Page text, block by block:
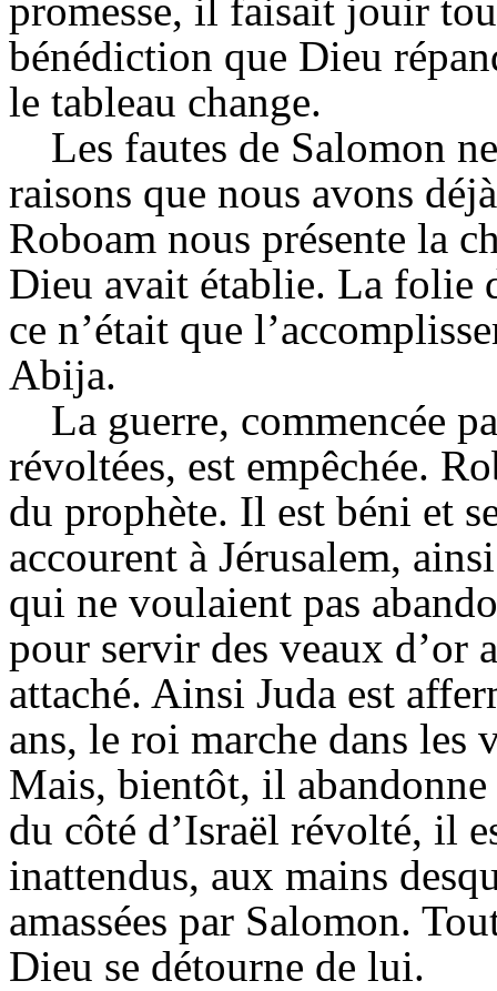
promesse, il faisait jouir
bénédiction que Dieu
le tableau change.
Les fautes de Salomon
raisons que nous avons
Roboam nous présente la
Dieu avait établie. La folie
ce n’était que
Abija.
La guerre, commencée
révoltées, est empêchée.
du prophète. Il est béni et
accourent à Jérusalem,
qui ne voulaient pas
pour servir des veaux d’or
attaché. Ainsi Juda est
ans, le roi marche dans les
Mais, bientôt, il
du côté d’Israël révolté, il
inattendus, aux mains
amassées par Salomon.
Dieu se détourne de lui.